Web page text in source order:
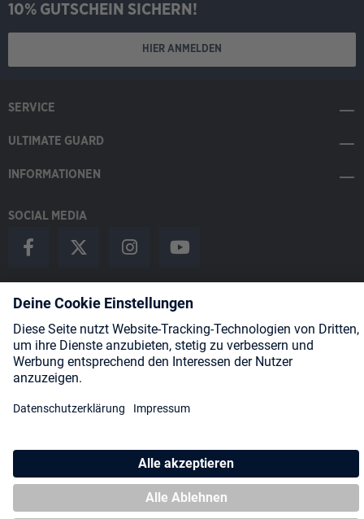
10% GUTSCHEIN SICHERN!
HIER ANMELDEN
SERVICE
ULTIMATE GUARD
INFORMATIONEN
SOCIAL MEDIA
Payment Methods
Shipping
* Alle Preise inkl. gesetzl. Mehrwertsteuer zzgl.Versandkostenund
ggf. Nachnahmegebühren, wenn nicht anders angegeben.